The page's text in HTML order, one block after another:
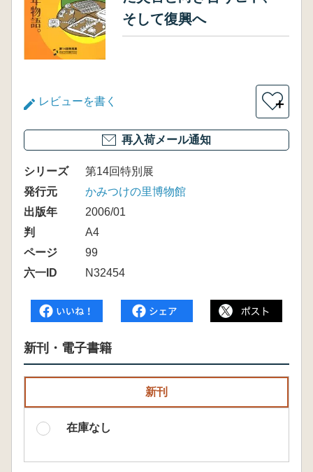
そして復興へ
レビューを書く ＋
再入荷メール通知
シリーズ
第14回特別展
発行元
かみつけの里博物館
出版年
2006/01
判
A4
ページ
99
六一ID
N32454
新刊・電子書籍
新刊
在庫なし